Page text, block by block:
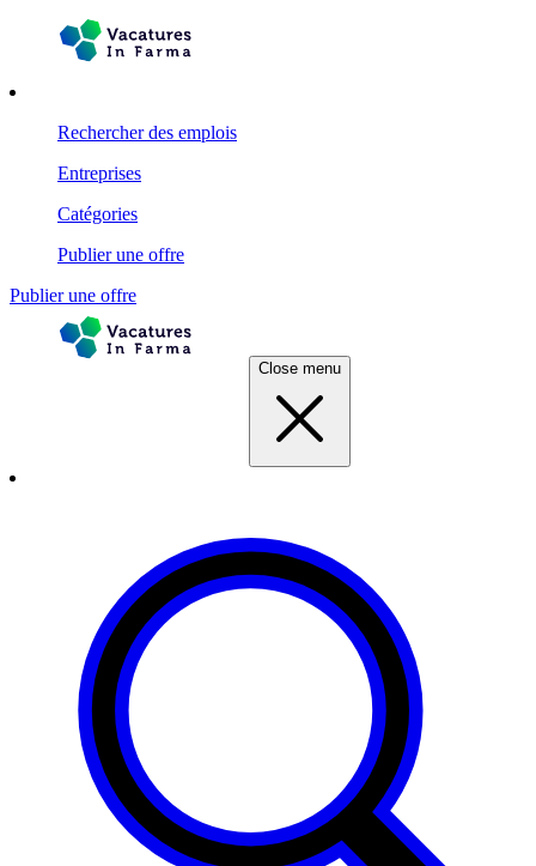
Rechercher des emplois
Entreprises
Catégories
Publier une offre
Publier une offre
Close menu